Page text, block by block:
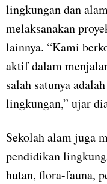
lingkungan dan
melaksanakan
lainnya. “Kami
aktif dalam
salah satunya
lingkungan,” ujar
Sekolah alam juga
pendidikan
hutan, flora-fauna,